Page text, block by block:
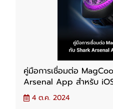
คู่มือการเชื่อมต่อ
Arsenal App สำหรับ
4 ต.ค. 2024